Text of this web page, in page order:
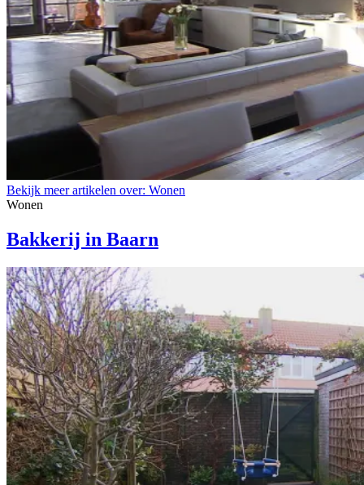
Bekijk meer artikelen over: Wonen
Wonen
Bakkerij in Baarn